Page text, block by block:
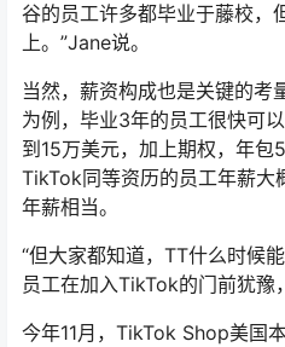
谷的员工许多都毕业于藤校，
上。”Jane说。
当然，薪资构成也是关键的考
为例，毕业3年的员工很快可
到15万美元，加上期权，年
TikTok同等资历的员工年薪大
年薪相当。
“但大家都知道，TT什么时候
员工在加入TikTok的门前犹豫
今年11月，TikTok Shop美国